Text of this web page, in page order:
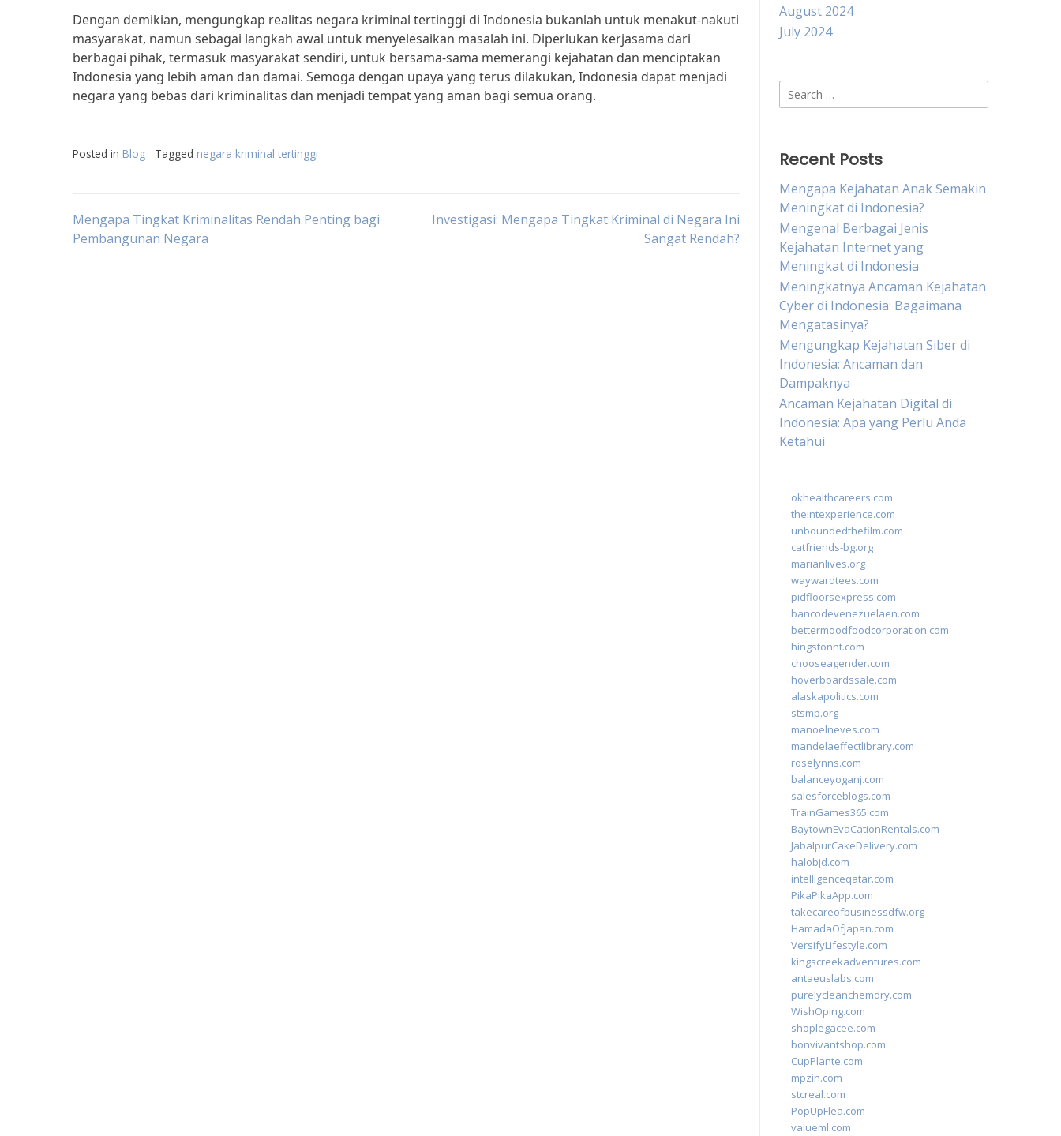
Dengan demikian, mengungkap realitas negara kriminal tertinggi di Indonesia bukanlah untuk menakut-nakuti
masyarakat, namun sebagai langkah awal untuk menyelesaikan masalah ini. Diperlukan kerjasama dari
berbagai pihak, termasuk masyarakat sendiri, untuk bersama-sama memerangi kejahatan dan menciptakan
Indonesia yang lebih aman dan damai. Semoga dengan upaya yang terus dilakukan, Indonesia dapat menjadi
negara yang bebas dari kriminalitas dan menjadi tempat yang aman bagi semua orang.
Posted in Blog Tagged negara kriminal tertinggi
Post
Mengapa Tingkat Kriminalitas Rendah Penting bagi
Pembangunan Negara
Investigasi: Mengapa Tingkat Kriminal di Negara Ini
Sangat Rendah?
August 2024
July 2024
Search
for:
Recent Posts
Mengapa Kejahatan Anak Semakin
Meningkat di Indonesia?
Mengenal Berbagai Jenis
Kejahatan Internet yang
Meningkat di Indonesia
Meningkatnya Ancaman Kejahatan
Cyber di Indonesia: Bagaimana
Mengatasinya?
Mengungkap Kejahatan Siber di
Indonesia: Ancaman dan
Dampaknya
Ancaman Kejahatan Digital di
Indonesia: Apa yang Perlu Anda
Ketahui
okhealthcareers.com
theintexperience.com
unboundedthefilm.com
catfriends-bg.org
marianlives.org
waywardtees.com
pidfloorsexpress.com
bancodevenezuelaen.com
bettermoodfoodcorporation.com
hingstonnt.com
chooseagender.com
hoverboardssale.com
alaskapolitics.com
stsmp.org
manoelneves.com
mandelaeffectlibrary.com
roselynns.com
balanceyoganj.com
salesforceblogs.com
TrainGames365.com
BaytownEvaCationRentals.com
JabalpurCakeDelivery.com
halobjd.com
intelligenceqatar.com
PikaPikaApp.com
takecareofbusinessdfw.org
HamadaOfJapan.com
VersifyLifestyle.com
kingscreekadventures.com
antaeuslabs.com
purelycleanchemdry.com
WishOping.com
shoplegacee.com
bonvivantshop.com
CupPlante.com
mpzin.com
stcreal.com
PopUpFlea.com
valueml.com